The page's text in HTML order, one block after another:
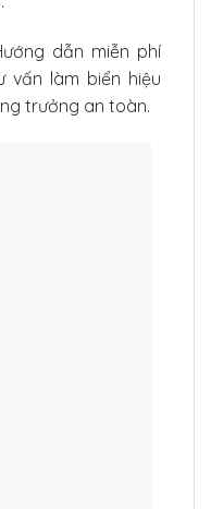
dẫn miễn phí
làm biển hiệu
trưởng an toàn.